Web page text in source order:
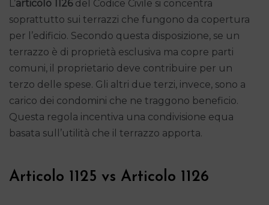
L’articolo 1126del Codice Civile si concentra
soprattutto sui terrazzi che fungono da copertura
per l’edificio. Secondo questa disposizione, se un
terrazzo è di proprietà esclusiva ma copre parti
comuni, il proprietario deve contribuire per un
terzo delle spese. Gli altri due terzi, invece, sono a
carico dei condomini che ne traggono beneficio.
Questa regola incentiva una condivisione equa
basata sull’utilità che il terrazzo apporta.
Articolo 1125 vs Articolo 1126